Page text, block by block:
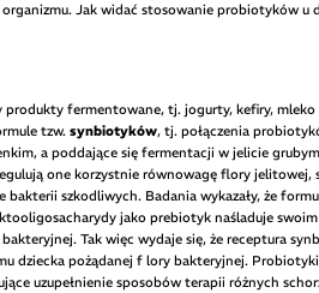
Jak widać stosowanie probiotyków u
fermentowane, tj. jogurty, kefiry,
tzw. synbiotyków, tj. połączenia
a poddające się fermentacji w jelicie
one korzystnie równowagę flory jelitowej,
szkodliwych. Badania wykazały, że
jako prebiotyk naśladuje swoim
Tak więc wydaje się, że receptura
dziecka pożądanej f lory bakteryjnej.
uzupełnienie sposobów terapii różnych